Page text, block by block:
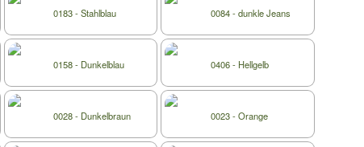
0183 - Stahlblau 0084 - dunkle Jeans
0158 - Dunkelblau 0406 - Hellgelb
0028 - Dunkelbraun 0023 - Orange